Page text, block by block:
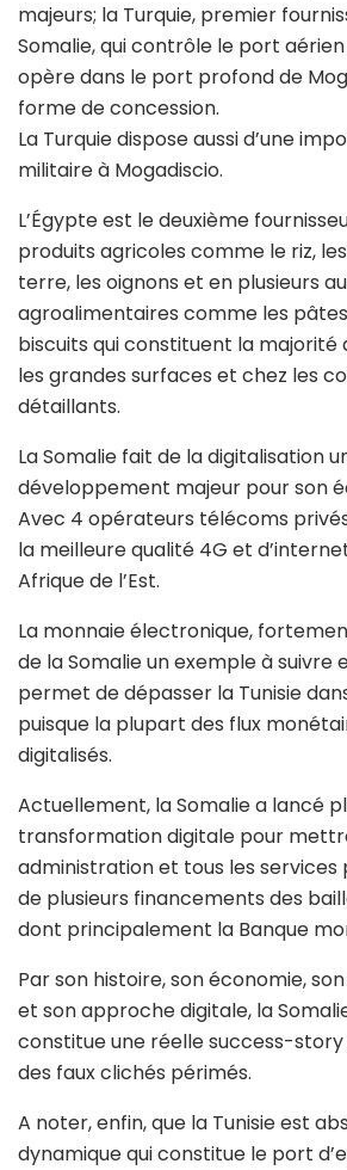
majeurs; la Turquie, premier
Somalie, qui contrôle le port
opère dans le port profond de
forme de concession.
La Turquie dispose aussi d’une
militaire à Mogadiscio.
L’Égypte est le deuxième
produits agricoles comme le riz,
terre, les oignons et en plusieurs
agroalimentaires comme les
biscuits qui constituent la majorité
les grandes surfaces et chez les
détaillants.
La Somalie fait de la digitalisation
développement majeur pour son
Avec 4 opérateurs télécoms
la meilleure qualité 4G et
Afrique de l’Est.
La monnaie électronique,
de la Somalie un exemple à suivre
permet de dépasser la Tunisie
puisque la plupart des flux
digitalisés.
Actuellement, la Somalie a lancé
transformation digitale pour
administration et tous les services
de plusieurs financements des
dont principalement la Banque
Par son histoire, son économie,
et son approche digitale, la
constitue une réelle success-story
des faux clichés périmés.
A noter, enfin, que la Tunisie est
dynamique qui constitue le port